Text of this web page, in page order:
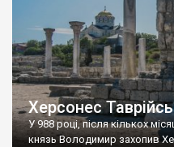
Херсонес
У 988 році, після кількох
князь Володимир захопив